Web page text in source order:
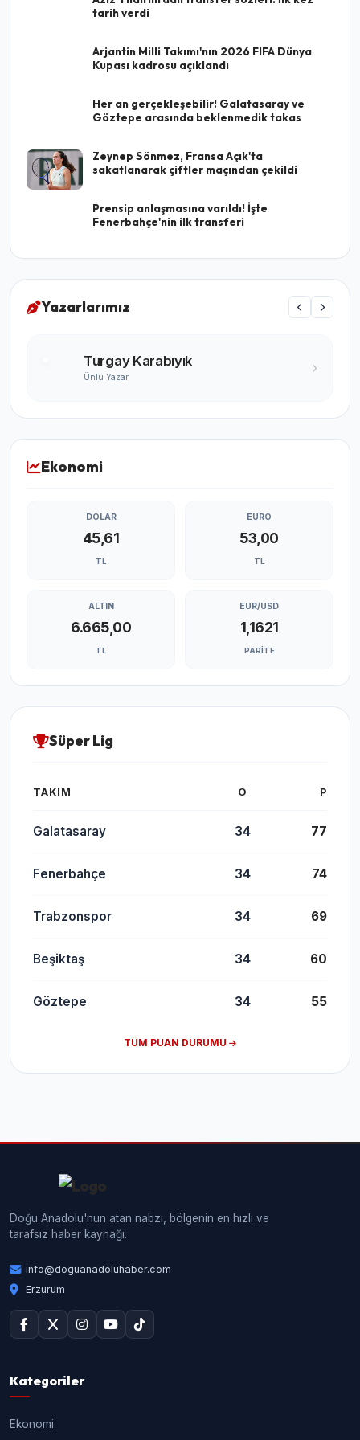
tarih verdi
Arjantin Milli Takımı'nın 2026 FIFA Dünya
Kupası kadrosu açıklandı
Her an gerçekleşebilir! Galatasaray ve
Göztepe arasında beklenmedik takas
Zeynep Sönmez, Fransa Açık'ta
sakatlanarak çiftler maçından çekildi
Prensip anlaşmasına varıldı! İşte
Fenerbahçe'nin ilk transferi
Yazarlarımız
Turgay Karabıyık
Ünlü Yazar
Ekonomi
DOLAR
45,61
TL
EURO
53,00
TL
ALTIN
6.665,00
TL
EUR/USD
1,1621
PARITE
Süper Lig
TAKIM O P
Galatasaray 34 77
Fenerbahçe 34 74
Trabzonspor 34 69
Beşiktaş 34 60
Göztepe 34 55
TÜM PUAN DURUMU
Doğu Anadolu'nun atan nabzı, bölgenin en hızlı ve
tarafsız haber kaynağı.
info@doguanadoluhaber.com
Erzurum
Kategoriler
Ekonomi